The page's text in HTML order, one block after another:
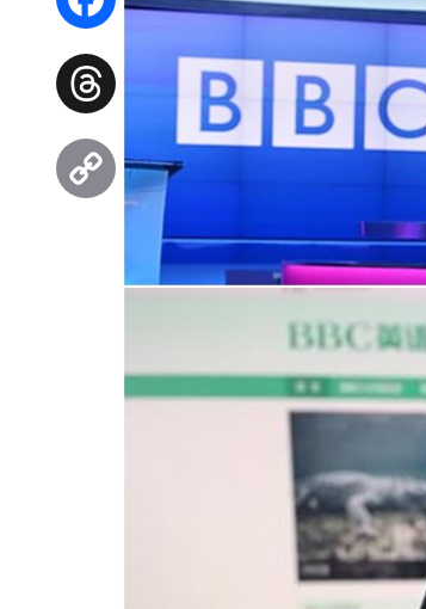
Facebook
Threads